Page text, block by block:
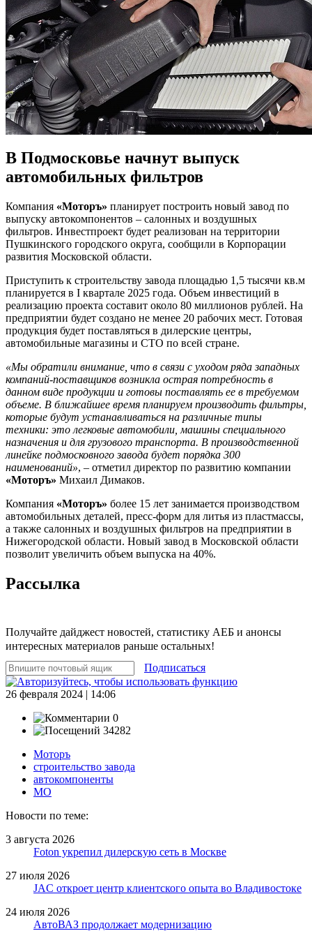
В Подмосковье начнут выпуск
автомобильных фильтров
Компания «Моторъ» планирует построить новый завод по
выпуску автокомпонентов – салонных и воздушных
фильтров. Инвестпроект будет реализован на территории
Пушкинского городского округа, сообщили в Корпорации
развития Московской области.
Приступить к строительству завода площадью 1,5 тысячи кв.м
планируется в I квартале 2025 года. Объем инвестиций в
реализацию проекта составит около 80 миллионов рублей. На
предприятии будет создано не менее 20 рабочих мест. Готовая
продукция будет поставляться в дилерские центры,
автомобильные магазины и СТО по всей стране.
«Мы обратили внимание, что в связи с уходом ряда западных
компаний-поставщиков возникла острая потребность в
данном виде продукции и готовы поставлять ее в требуемом
объеме. В ближайшее время планируем производить фильтры,
которые будут устанавливаться на различные типы
техники: это легковые автомобили, машины специального
назначения и для грузового транспорта. В производственной
линейке подмосковного завода будет порядка 300
наименований», – отметил директор по развитию компании
«Моторъ» Михаил Димаков.
Компания «Моторъ» более 15 лет занимается производством
автомобильных деталей, пресс-форм для литья из пластмассы,
а также салонных и воздушных фильтров на предприятии в
Нижегородской области. Новый завод в Московской области
позволит увеличить объем выпуска на 40%.
Рассылка
Получайте дайджест новостей, статистику АЕБ и анонсы
интересных материалов раньше остальных!
Подписаться
26 февраля 2024 | 14:06
0
34282
Моторъ
строительство завода
автокомпоненты
МО
Новости по теме:
3 августа 2026
Foton укрепил дилерскую сеть в Москве
27 июля 2026
JAC откроет центр клиентского опыта во Владивостоке
24 июля 2026
АвтоВАЗ продолжает модернизацию